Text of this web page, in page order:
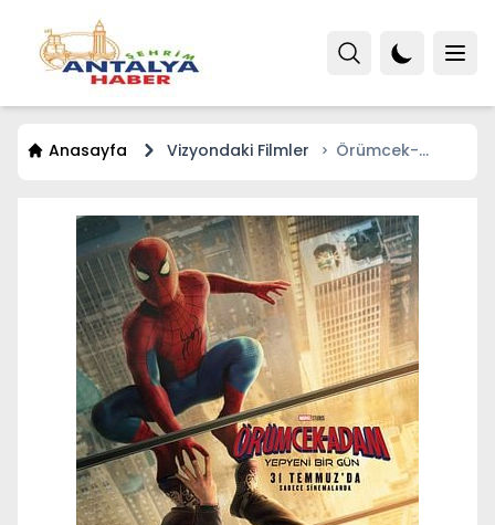
Anasayfa Vizyondaki Filmler
Örümcek-